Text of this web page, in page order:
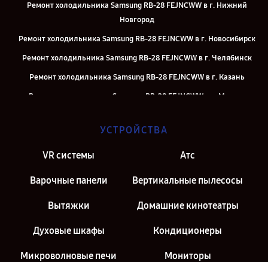
Ремонт холодильника Samsung RB-28 FEJNCWW в г. Нижний
Новгород
Ремонт холодильника Samsung RB-28 FEJNCWW в г. Новосибирск
Ремонт холодильника Samsung RB-28 FEJNCWW в г. Челябинск
Ремонт холодильника Samsung RB-28 FEJNCWW в г. Казань
Ремонт холодильника Samsung RB-28 FEJNCWW в г. Москва
Петербург
УСТРОЙСТВА
VR системы Атс
Варочные панели Вертикальные пылесосы
Вытяжки Домашние кинотеатры
Духовые шкафы Кондиционеры
Микроволновые печи Мониторы